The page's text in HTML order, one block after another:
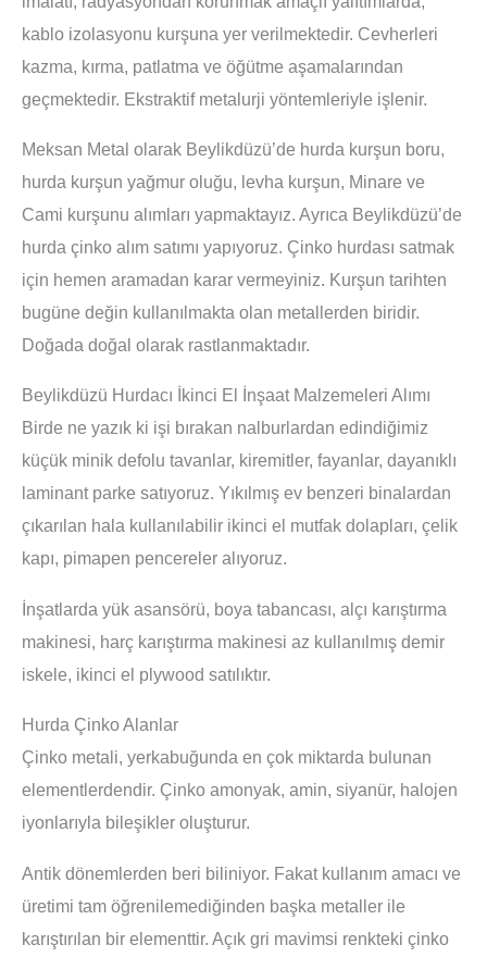
kablo izolasyonu kurşuna yer verilmektedir. Cevherleri
kazma, kırma, patlatma ve öğütme aşamalarından
geçmektedir. Ekstraktif metalurji yöntemleriyle işlenir.
Meksan Metal olarak Beylikdüzü’de hurda kurşun boru,
hurda kurşun yağmur oluğu, levha kurşun, Minare ve
Cami kurşunu alımları yapmaktayız. Ayrıca Beylikdüzü’de
hurda çinko alım satımı yapıyoruz. Çinko hurdası satmak
için hemen aramadan karar vermeyiniz. Kurşun tarihten
bugüne değin kullanılmakta olan metallerden biridir.
Doğada doğal olarak rastlanmaktadır.
Beylikdüzü Hurdacı İkinci El İnşaat Malzemeleri Alımı
Birde ne yazık ki işi bırakan nalburlardan edindiğimiz
küçük minik defolu tavanlar, kiremitler, fayanlar, dayanıklı
laminant parke satıyoruz. Yıkılmış ev benzeri binalardan
çıkarılan hala kullanılabilir ikinci el mutfak dolapları, çelik
kapı, pimapen pencereler alıyoruz.
İnşatlarda yük asansörü, boya tabancası, alçı karıştırma
makinesi, harç karıştırma makinesi az kullanılmış demir
iskele, ikinci el plywood satılıktır.
Hurda Çinko Alanlar
Çinko metali, yerkabuğunda en çok miktarda bulunan
elementlerdendir. Çinko amonyak, amin, siyanür, halojen
iyonlarıyla bileşikler oluşturur.
Antik dönemlerden beri biliniyor. Fakat kullanım amacı ve
üretimi tam öğrenilemediğinden başka metaller ile
karıştırılan bir elementtir. Açık gri mavimsi renkteki çinko